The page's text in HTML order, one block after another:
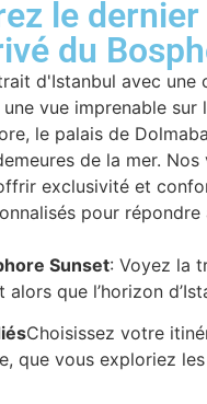
le
du
d'Istanbul avec une
vue imprenable sur
le palais de
de la mer.
exclusivité et
pour
Sunset: Voyez la
que l’horizon
Choisissez votre
que vous exploriez